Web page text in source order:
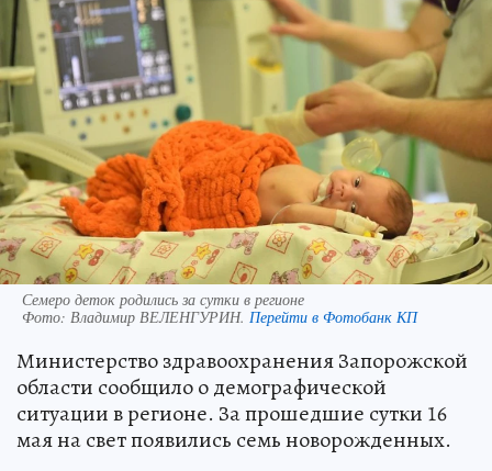
Семеро деток родились за сутки в регионе
Фото: Владимир ВЕЛЕНГУРИН. Перейти в Фотобанк КП
Министерство здравоохранения Запорожской
области сообщило о демографической
ситуации в регионе. За прошедшие сутки 16
мая на свет появились семь новорожденных.